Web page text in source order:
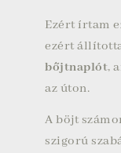
Ezért írtam
ezért
bőjtnaplót,
az úton.
A böjt
szigorú